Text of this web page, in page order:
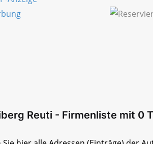
Reuti - Firmenliste mit 0